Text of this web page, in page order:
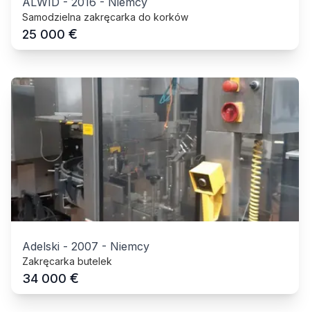
Samodzielna zakręcarka do korków
25 000 €
Adelski - 2007 - Niemcy
Zakręcarka butelek
34 000 €